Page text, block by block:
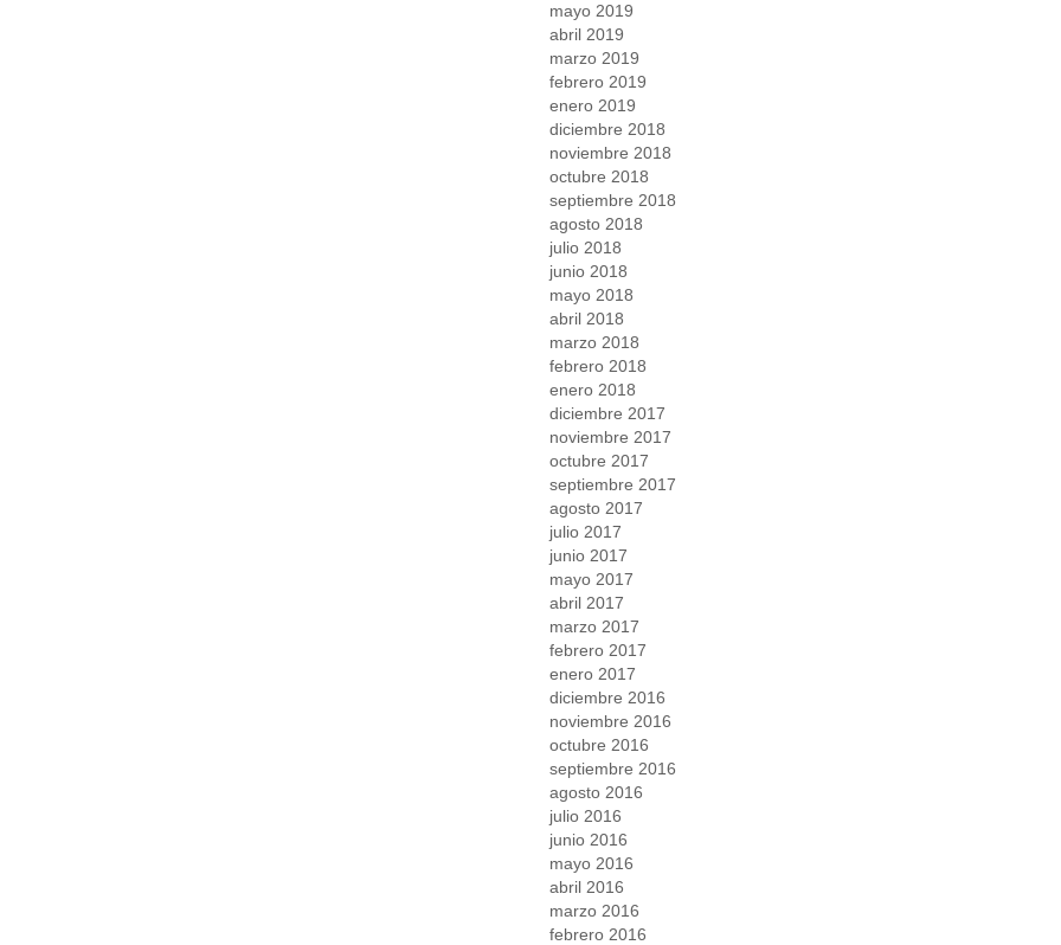
mayo 2019
abril 2019
marzo 2019
febrero 2019
enero 2019
diciembre 2018
noviembre 2018
octubre 2018
septiembre 2018
agosto 2018
julio 2018
junio 2018
mayo 2018
abril 2018
marzo 2018
febrero 2018
enero 2018
diciembre 2017
noviembre 2017
octubre 2017
septiembre 2017
agosto 2017
julio 2017
junio 2017
mayo 2017
abril 2017
marzo 2017
febrero 2017
enero 2017
diciembre 2016
noviembre 2016
octubre 2016
septiembre 2016
agosto 2016
julio 2016
junio 2016
mayo 2016
abril 2016
marzo 2016
febrero 2016